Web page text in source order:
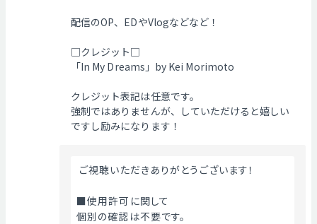
配信のOP、EDやVlogなどなど！
□クレジット□
「In My Dreams」by Kei Morimoto
クレジット表記は任意です。
強制ではありませんが、していただけると嬉しい
ですし励みになります！
ご視聴いただきありがとうございます！
■使用許可に関して
個別の確認は不要です。